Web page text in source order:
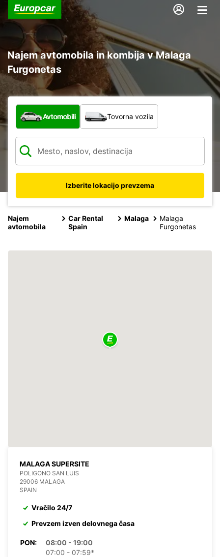
Najem avtomobila in kombija v Malaga
Furgonetas
Katera vrsta vozila?
Avtomobili Tovorna vozila
Izberite lokacijo prevzema
Najem
avtomobila
Car Rental
Spain
Malaga
Malaga
Furgonetas
MALAGA SUPERSITE
POLIGONO SAN LUIS
29006 MALAGA
SPAIN
Vračilo 24/7
Prevzem izven delovnega časa
PON:
08:00 - 19:00
07:00 - 07:59*